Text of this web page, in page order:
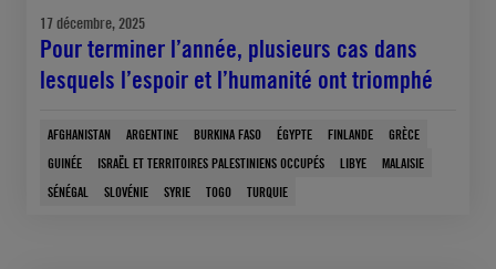
17 décembre, 2025
Pour terminer l’année, plusieurs cas dans
lesquels l’espoir et l’humanité ont triomphé
AFGHANISTAN ARGENTINE BURKINA FASO ÉGYPTE FINLANDE
GRÈCE
GUINÉE
ISRAËL ET TERRITOIRES PALESTINIENS OCCUPÉS LIBYE
MALAISIE
SÉNÉGAL
SLOVÉNIE SYRIE TOGO TURQUIE